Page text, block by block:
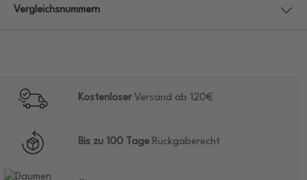
Vergleichsnummern
KostenloserVersand ab 120€
Bis zu 100 Tage Rückgaberecht